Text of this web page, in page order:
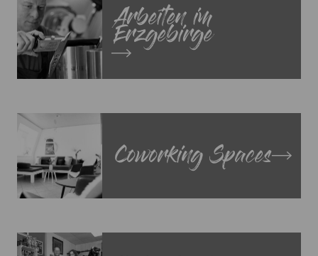
Arbeiten im
Erzgebirge
Coworking Spaces